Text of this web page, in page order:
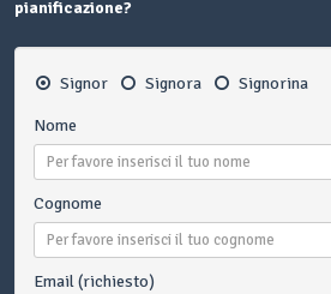
pianificazione?
Signor Signora Signorina
Nome
Cognome
Email (richiesto)